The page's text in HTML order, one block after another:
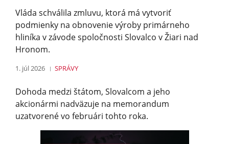
Vláda schválila zmluvu, ktorá má vytvoriť
podmienky na obnovenie výroby primárneho
hliníka v závode spoločnosti Slovalco v Žiari nad
Hronom.
1. júl 2026 SPRÁVY
Dohoda medzi štátom, Slovalcom a jeho
akcionármi nadväzuje na memorandum
uzatvorené vo februári tohto roka.